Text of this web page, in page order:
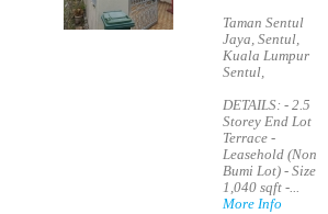
Taman Sentul
Jaya, Sentul,
Kuala Lumpur
Sentul,
DETAILS: - 2.5
Storey End Lot
Terrace -
Leasehold (Non
Bumi Lot) - Size
1,040 sqft -...
More Info